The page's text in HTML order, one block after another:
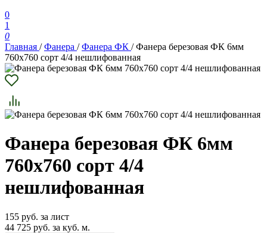
0
1
0
Главная /Фанера /Фанера ФК /Фанера березовая ФК 6мм
760х760 сорт 4/4 нешлифованная
Фанера березовая ФК 6мм
760х760 сорт 4/4
нешлифованная
155 руб. за лист
44 725 руб. за куб. м.